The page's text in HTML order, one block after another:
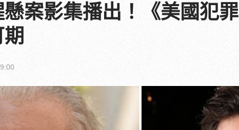
懸案影集播出！《美國犯